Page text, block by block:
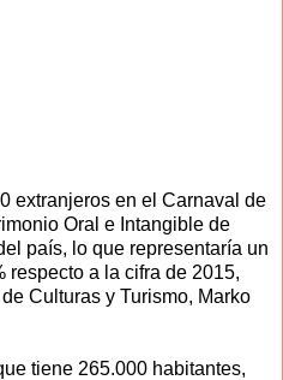
extranjeros en el Carnaval de
Oral e Intangible de
país, lo que representaría un
respecto a la cifra de 2015,
Culturas y Turismo, Marko
tiene 265.000 habitantes,